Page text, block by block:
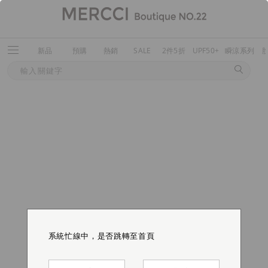
新品 預購 熱銷 SALE 2件5折 UPF50+ 瞬涼系列
系統忙線中，是否跳轉至首頁
系統忙線中，是否跳轉至首頁
系統忙線中，是否跳轉至首頁
系統忙線中，是否跳轉至首頁
系統忙線中，是否跳轉至首頁